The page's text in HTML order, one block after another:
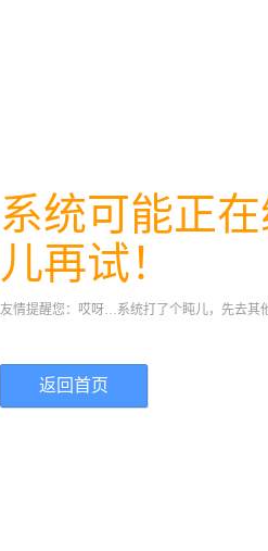
系统可能正
儿再试！
友情提醒您：哎呀…系统打了个盹儿，先去其
返回首页